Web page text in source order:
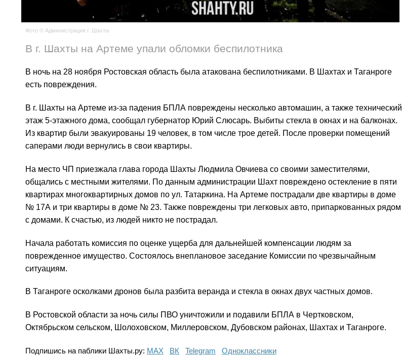
Фото © Администрация г. Шахты
В г. Шахты на Артеме упали обломки беспилотника
В ночь на 28 ноября Ростовская область была атакована беспилотниками. В Шахтах и Таганроге
есть повреждения.
В г. Шахты на Артеме из-за падения БПЛА повреждены несколько автомашин, а также технический
этаж 5-этажного дома, сообщал губернатор Юрий Слюсарь. Выбиты стекла в окнах и на балконах.
Из квартир были эвакуированы 19 человек, в том числе трое детей. После проверки помещений
саперами люди вернулись в свои квартиры.
На место ЧП приезжала глава города Шахты Людмила Овчиева со своими заместителями,
общались с местными жителями. По данным администрации Шахт повреждено остекление в пяти
квартирах многоквартирных домов по ул. Татаркина. На Артеме пострадали две квартиры в доме
№ 17А и три квартиры в доме № 23. Также повреждены три легковых авто, припаркованных рядом
с домами. К счастью, из людей никто не пострадал.
Начала работать комиссия по оценке ущерба для дальнейшей компенсации людям за
поврежденное имущество. Состоялось внеплановое заседание Комиссии по чрезвычайным
ситуациям.
В Таганроге осколками дронов была разбита веранда и стекла в окнах двух частных домов.
В Ростовской области за ночь силы ПВО уничтожили и подавили БПЛА в Чертковском,
Октябрьском сельском, Шолоховском, Миллеровском, Дубовском районах, Шахтах и Таганроге.
Подпишись на паблики Шахты.ру: МАХ ВК Telegram Одноклассники